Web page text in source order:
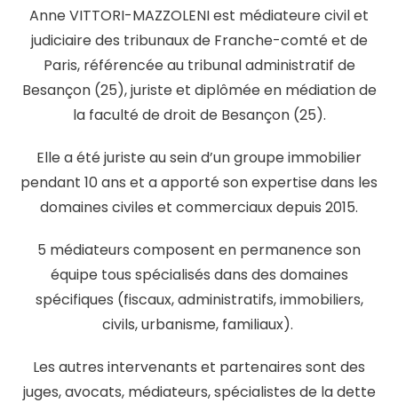
Anne VITTORI-MAZZOLENI est médiateure civil et
judiciaire des tribunaux de Franche-comté et de
Paris, référencée au tribunal administratif de
Besançon (25), juriste et diplômée en médiation de
la faculté de droit de Besançon (25).
Elle a été juriste au sein d’un groupe immobilier
pendant 10 ans et a apporté son expertise dans les
domaines civiles et commerciaux depuis 2015.
5 médiateurs composent en permanence son
équipe tous spécialisés dans des domaines
spécifiques (fiscaux, administratifs, immobiliers,
civils, urbanisme, familiaux).
Les autres intervenants et partenaires sont des
juges, avocats, médiateurs, spécialistes de la dette